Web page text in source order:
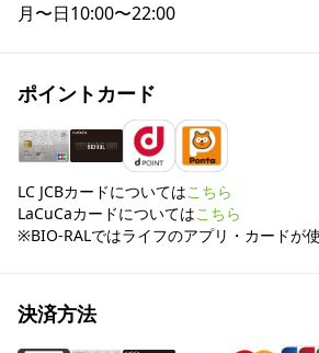
月〜日10:00〜22:00
ポイントカード
LC JCBカードについてはこちら
LaCuCaカードについてはこちら
※BIO-RALではライフのアプリ・カードが使
決済方法